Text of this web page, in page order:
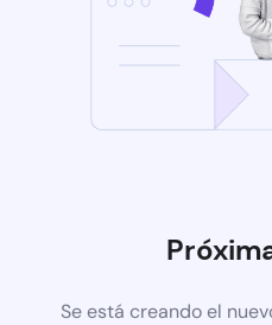
Se está creando el